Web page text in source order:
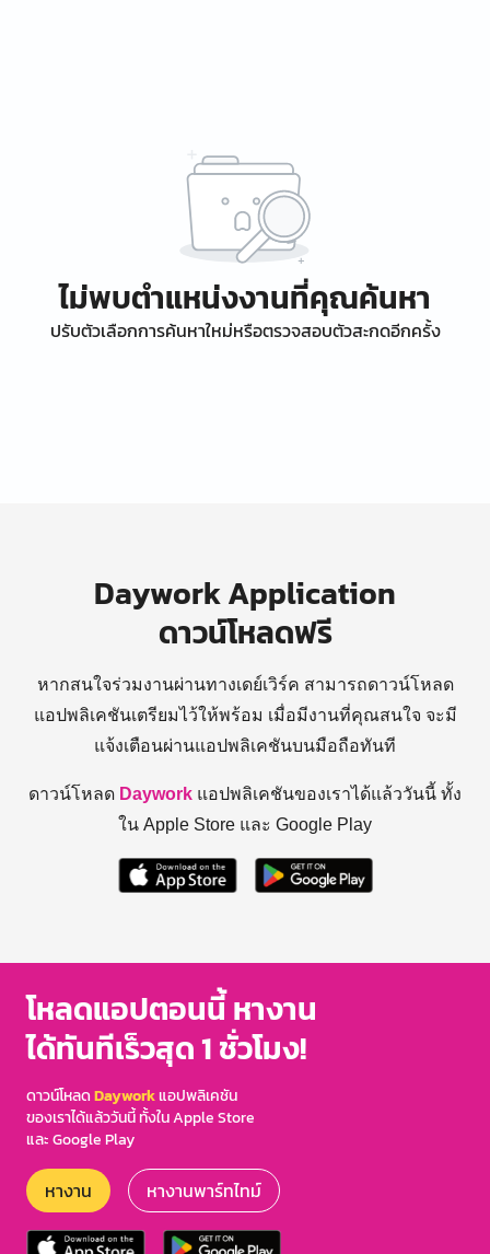
ไม่พบตำแหน่งงานที่คุณค้นหา
ปรับตัวเลือกการค้นหาใหม่หรือตรวจสอบตัวสะกดอีกครั้ง
Daywork Application
ดาวน์โหลดฟรี
หากสนใจร่วมงานผ่านทางเดย์เวิร์ค สามารถดาวน์โหลด
แอปพลิเคชันเตรียมไว้ให้พร้อม เมื่อมีงานที่คุณสนใจ จะมี
แจ้งเตือนผ่านแอปพลิเคชันบนมือถือทันที
ดาวน์โหลด Daywork แอปพลิเคชันของเราได้แล้ววันนี้ ทั้ง
ใน Apple Store และ Google Play
โหลดแอปตอนนี้ หางาน
ได้ทันทีเร็วสุด 1 ชั่วโมง!
ดาวน์โหลดDayworkแอปพลิเคชัน
ของเราได้แล้ววันนี้ ทั้งใน Apple Store
และ Google Play
หางาน หางานพาร์ทไทม์